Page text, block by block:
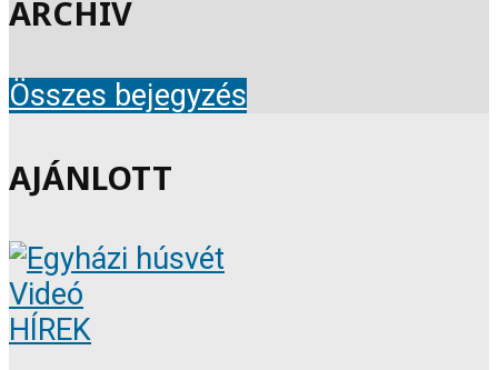
ARCHIV
Összes bejegyzés
AJÁNLOTT
Videó
HÍREK